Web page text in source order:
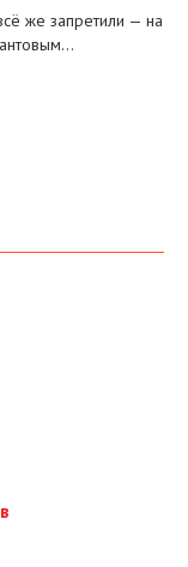
же запретили — на